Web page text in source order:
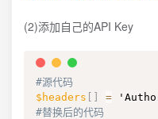
(2)添加自己的API Key
#源代码
$headers
=
#替换后的代码